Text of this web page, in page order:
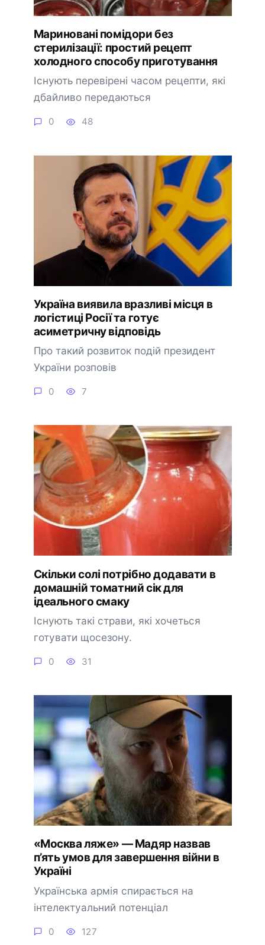
Мариновані помідори без
стерилізації: простий рецепт
холодного способу приготування
Існують перевірені часом рецепти, які
дбайливо передаються
0 48
Україна виявила вразливі місця в
логістиці Росії та готує
асиметричну відповідь
Про такий розвиток подій президент
України розповів
0 7
Скільки солі потрібно додавати в
домашній томатний сік для
ідеального смаку
Існують такі страви, які хочеться
готувати щосезону.
0 31
«Москва ляже» — Мадяр назвав
п’ять умов для завершення війни в
Україні
Українська армія спирається на
інтелектуальний потенціал
0 127